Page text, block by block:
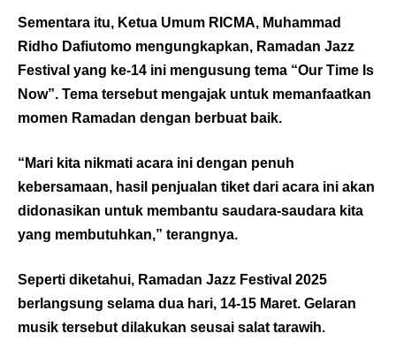
Sementara itu, Ketua Umum RICMA, Muhammad
Ridho Dafiutomo mengungkapkan, Ramadan Jazz
Festival yang ke-14 ini mengusung tema “Our Time Is
Now”. Tema tersebut mengajak untuk memanfaatkan
momen Ramadan dengan berbuat baik.
“Mari kita nikmati acara ini dengan penuh
kebersamaan, hasil penjualan tiket dari acara ini akan
didonasikan untuk membantu saudara-saudara kita
yang membutuhkan,” terangnya.
Seperti diketahui, Ramadan Jazz Festival 2025
berlangsung selama dua hari, 14-15 Maret. Gelaran
musik tersebut dilakukan seusai salat tarawih.